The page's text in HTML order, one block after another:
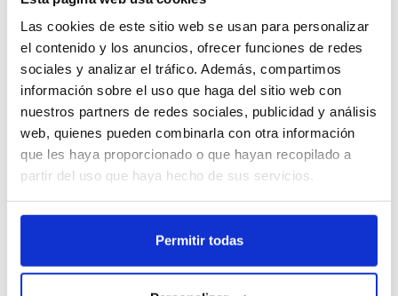
Las cookies de este sitio web se usan para personalizar
el contenido y los anuncios, ofrecer funciones de redes
sociales y analizar el tráfico. Además, compartimos
información sobre el uso que haga del sitio web con
nuestros partners de redes sociales, publicidad y análisis
web, quienes pueden combinarla con otra información
que les haya proporcionado o que hayan recopilado a
partir del uso que haya hecho de sus servicios.
Permitir todas
Salsa para Ensalada Mostaza y Miel
Hellmanns 6x1L
428273
Cajas
Unid.
Registrar-me